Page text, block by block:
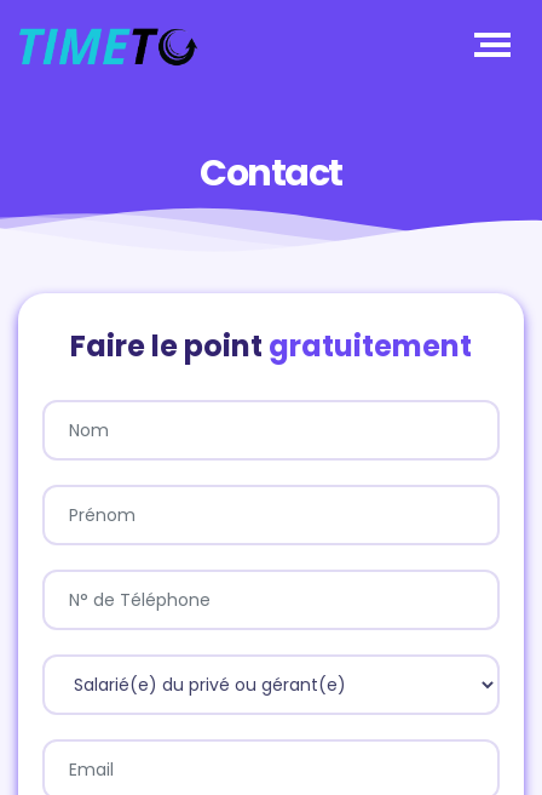
Contact
Faire le point gratuitement